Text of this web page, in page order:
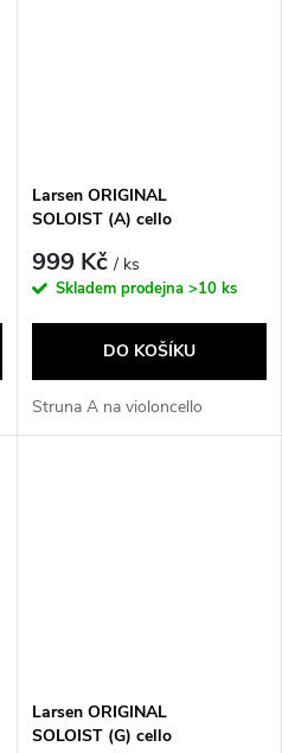
Larsen ORIGINAL
SOLOIST (A) cello
999 Kč/ ks
Skladem prodejna >10 ks
DO KOŠÍKU
Struna A na violoncello
Larsen ORIGINAL
SOLOIST (G) cello